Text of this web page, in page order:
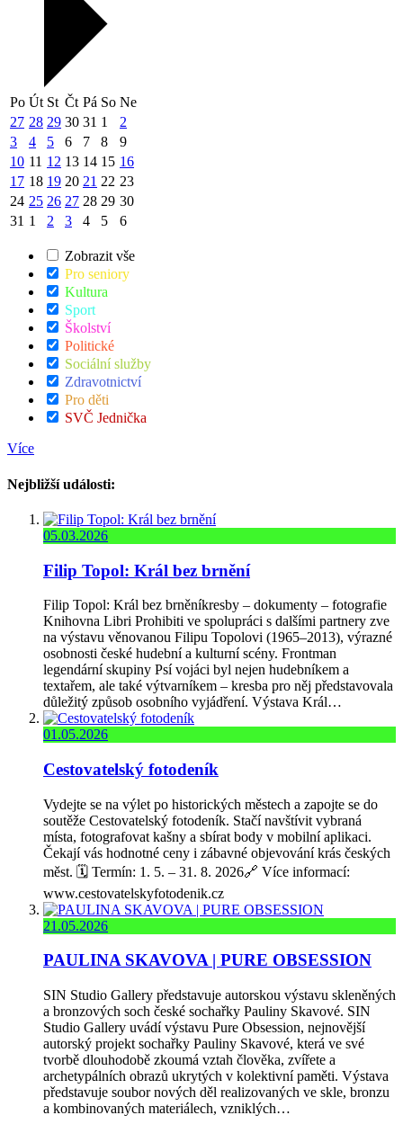
Po Út St Čt Pá So Ne
27 28 29 30 31 1
2
3
4 5 6 7 8
9
10 11 12 13 14 15 16
17 18 19 20 21 22 23
24 25 26 27 28 29 30
31 1 2 3 4 5 6
Zobrazit vše
Pro seniory
Kultura
Sport
Školství
Politické
Sociální služby
Zdravotnictví
Pro děti
SVČ Jednička
Více
Nejbližší události:
05.03.2026
Filip Topol: Král bez brnění
Filip Topol: Král bez brněníkresby – dokumenty – fotografie
Knihovna Libri Prohibiti ve spolupráci s dalšími partnery zve
na výstavu věnovanou Filipu Topolovi (1965–2013), výrazné
osobnosti české hudební a kulturní scény. Frontman
legendární skupiny Psí vojáci byl nejen hudebníkem a
textařem, ale také výtvarníkem – kresba pro něj představovala
důležitý způsob osobního vyjádření. Výstava Král…
01.05.2026
Cestovatelský fotodeník
Vydejte se na výlet po historických městech a zapojte se do
soutěže Cestovatelský fotodeník. Stačí navštívit vybraná
místa, fotografovat kašny a sbírat body v mobilní aplikaci.
Čekají vás hodnotné ceny i zábavné objevování krás českých
měst. 🗓️ Termín: 1. 5. – 31. 8. 2026🔗 Více informací:
www.cestovatelskyfotodenik.cz
21.05.2026
PAULINA SKAVOVA | PURE OBSESSION
SIN Studio Gallery představuje autorskou výstavu skleněných
a bronzových soch české sochařky Pauliny Skavové. SIN
Studio Gallery uvádí výstavu Pure Obsession, nejnovější
autorský projekt sochařky Pauliny Skavové, která ve své
tvorbě dlouhodobě zkoumá vztah člověka, zvířete a
archetypálních obrazů ukrytých v kolektivní paměti. Výstava
představuje soubor nových děl realizovaných ve skle, bronzu
a kombinovaných materiálech, vzniklých…